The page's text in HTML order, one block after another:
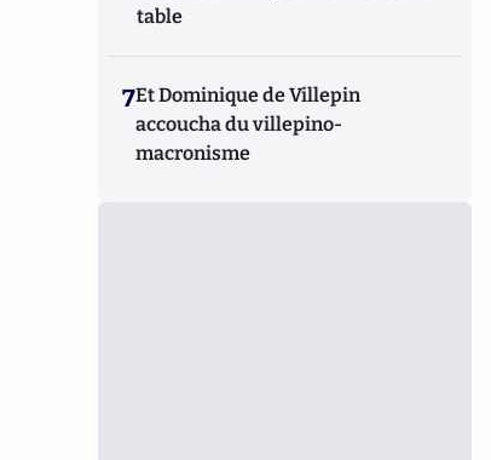
table
7Et Dominique de Villepin
accoucha du villepino-
macronisme